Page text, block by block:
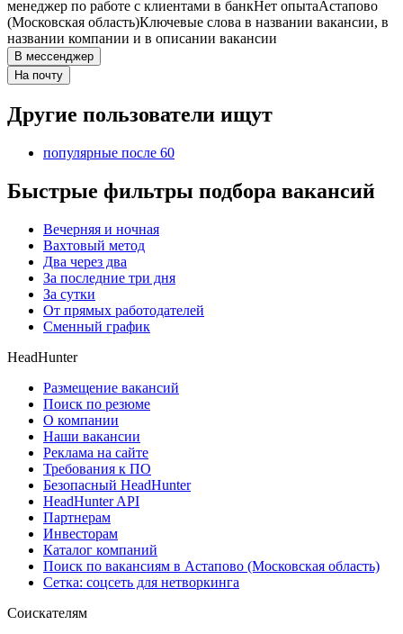
менеджер по работе с клиентами в банкНет опытаАстапово
(Московская область)Ключевые слова в названии вакансии, в
названии компании и в описании вакансии
В мессенджер
На почту
Другие пользователи ищут
популярные после 60
Быстрые фильтры подбора вакансий
Вечерняя и ночная
Вахтовый метод
Два через два
За последние три дня
За сутки
От прямых работодателей
Сменный график
HeadHunter
Размещение вакансий
Поиск по резюме
О компании
Наши вакансии
Реклама на сайте
Требования к ПО
Безопасный HeadHunter
HeadHunter API
Партнерам
Инвесторам
Каталог компаний
Поиск по вакансиям в Астапово (Московская область)
Сетка: соцсеть для нетворкинга
Соискателям